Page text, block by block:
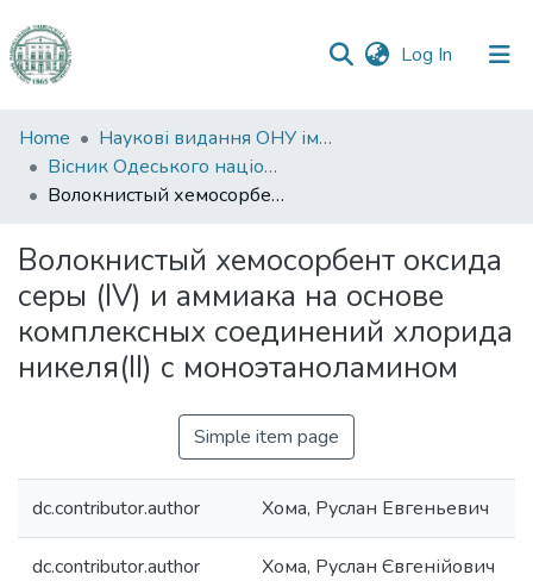
Log In (current)
Communities
&
Collections
Statistics
Home
Наукові видання ОНУ імені І. І. Мечникова
Вісник Одеського національного університету. Хімія
Волокнистый хемосорбент оксида серы (IV) и аммиака на основе комплексных соединений хлорида никеля(II) с моноэтаноламином
Волокнистый хемосорбент оксида
серы (IV) и аммиака на основе
комплексных соединений хлорида
никеля(II) с моноэтаноламином
Simple item page
dc.contributor.author Хома, Руслан Евгеньевич
dc.contributor.author Хома, Руслан Євгенійович